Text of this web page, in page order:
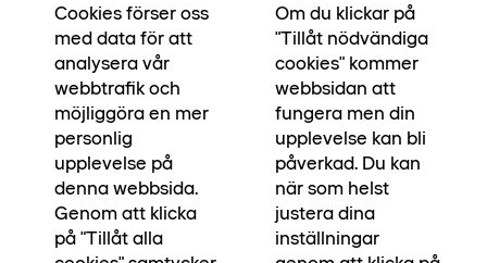
planerar för nya platser och drömhem i
Halmstad, läs mer om våra kommande kvarter
via länken nedan.
Kommande kvarter
Cookies förser oss
med data för att
analysera vår
webbtrafik och
möjliggöra en mer
personlig
upplevelse på
denna webbsida.
Genom att klicka
på "Tillåt alla
Om du klickar på
"Tillåt nödvändiga
cookies" kommer
webbsidan att
fungera men din
upplevelse kan bli
påverkad. Du kan
när som helst
justera dina
inställningar